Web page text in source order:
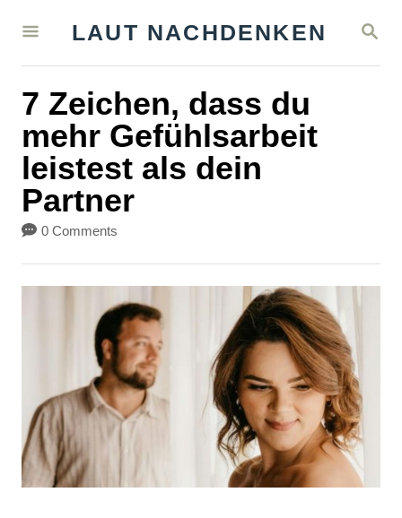
S
A
LAUT NACHDENKEN
7 Zeichen, dass du
mehr Gefühlsarbeit
leistest als dein
Partner
0 Comments